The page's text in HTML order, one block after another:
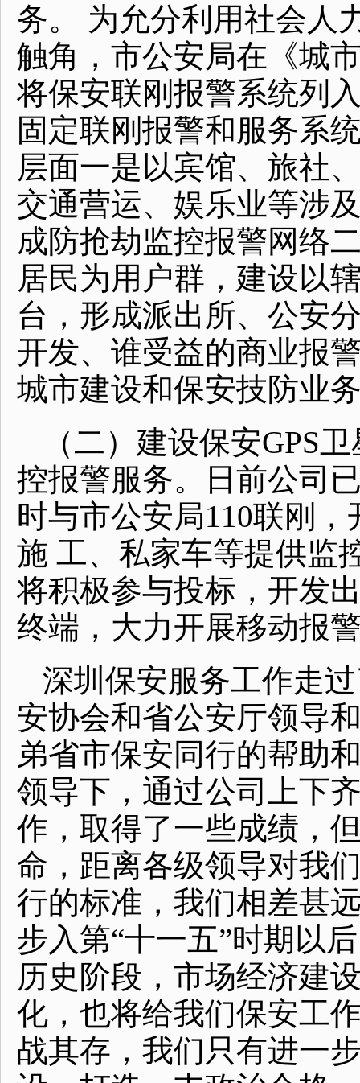
务。 为允分利用社会人
触角，市公安局在《城
将保安联刚报警系统列
固定联刚报警和服务系
层面一是以宾馆、旅社
交通营运、娱乐业等涉
成防抢劫监控报警网络
居民为用户群，建设以
台，形成派出所、公安
开发、谁受益的商业报
城市建设和保安技防业
（二）建设保安GPS
控报警服务。日前公司
时与市公安局110联刚
施 工、私家车等提供监
将积极参与投标，开发
终端，大力开展移动报
深圳保安服务工作走
安协会和省公安厅领导
弟省市保安同行的帮助
领导下，通过公司上下
作，取得了一些成绩，
命，距离各级领导对我
行的标准，我们相差甚
步入第“十一五”时期以
历史阶段，市场经济建
化，也将给我们保安工
战其存，我们只有进一